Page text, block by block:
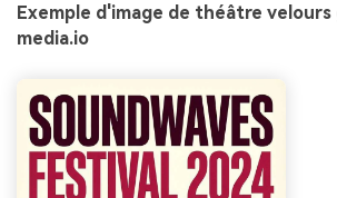
Exemple d'image de théâtre velours
media.io